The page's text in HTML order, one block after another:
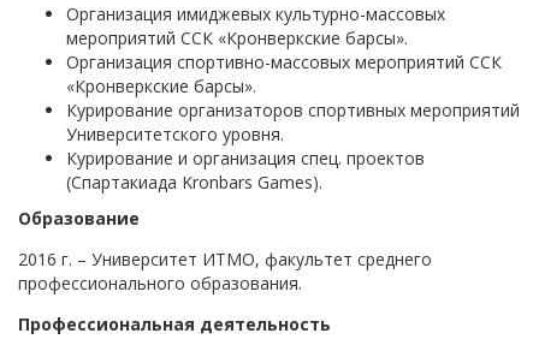
Организация имиджевых культурно-массовых
мероприятий ССК «Кронверкские барсы».
Организация спортивно-массовых мероприятий ССК
«Кронверкские барсы».
Курирование организаторов спортивных мероприятий
Университетского уровня.
Курирование и организация спец. проектов
(Спартакиада Kronbars Games).
Образование
2016 г. – Университет ИТМО, факультет среднего
профессионального образования.
Профессиональная деятельность